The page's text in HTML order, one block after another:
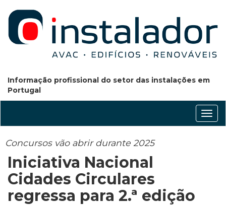
Informação profissional do setor das instalações em
Portugal
Concursos vão abrir durante 2025
Iniciativa Nacional
Cidades Circulares
regressa para 2.ª edição